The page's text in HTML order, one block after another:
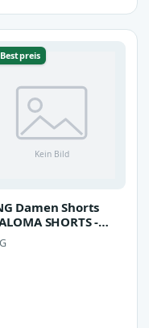
Damen Shorts
SHORTS -
fit rinsed longer